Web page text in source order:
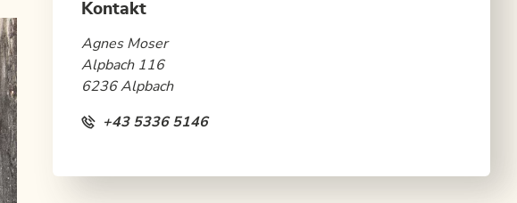
Kontakt
Agnes Moser
Alpbach 116
6236 Alpbach
+43 5336 5146